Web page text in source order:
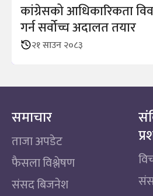
कांग्रेसको आधिकारिकता
गर्न सर्वोच्च अदालत तयार
२१ साउन २०८३
समाचार
ताजा अपडेट
फैसला विश्लेषण
संसद बिजनेश